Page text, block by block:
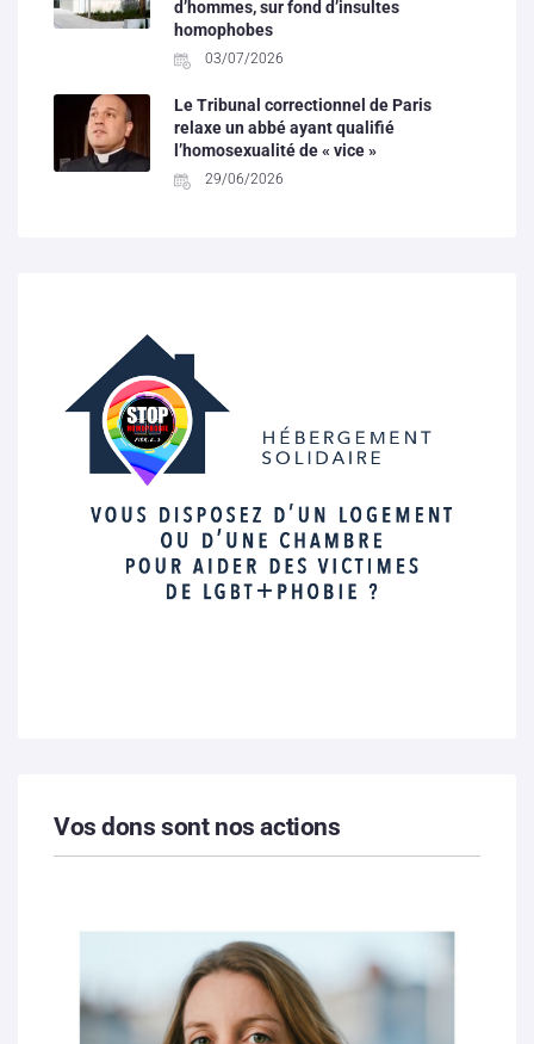
d’hommes, sur fond d’insultes
homophobes
03/07/2026
Le Tribunal correctionnel de Paris
relaxe un abbé ayant qualifié
l’homosexualité de « vice »
29/06/2026
Vos dons sont nos actions